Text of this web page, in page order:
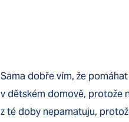
Sama dobře vím, že
v dětském domově, protože
z té doby nepamatuju,